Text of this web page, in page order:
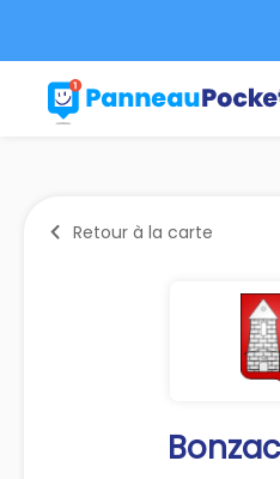
Retour à la carte